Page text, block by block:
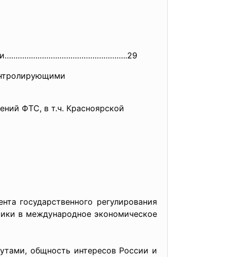
ФТС, в т.ч. Красноярской
государственного регулирования
в международное экономическое
общность интересов России и